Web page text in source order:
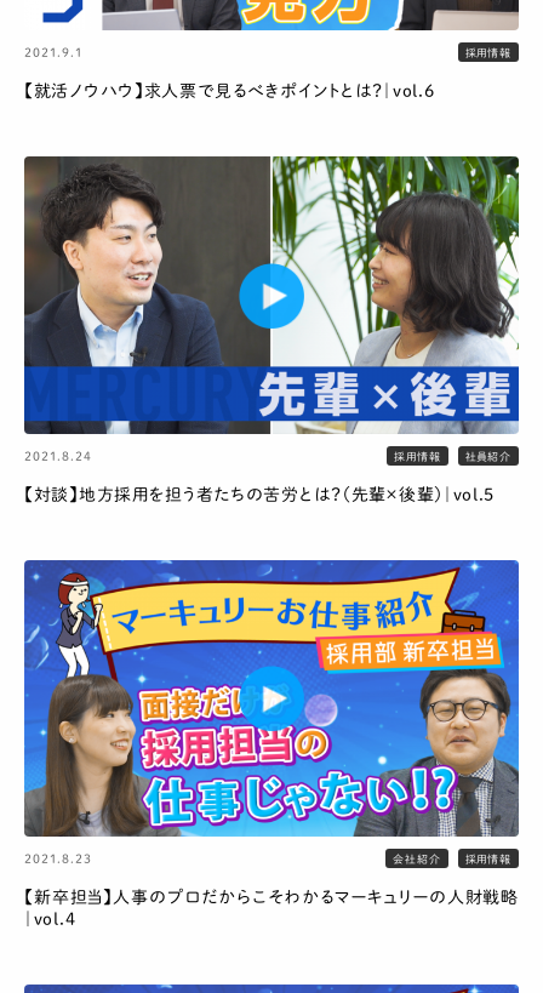
2021.9.1 採用情報
【就活ノウハウ】求人票で見るべきポイントとは？｜vol.6
2021.8.24 採用情報 社員紹介
【対談】地方採用を担う者たちの苦労とは？（先輩×後輩）｜vol.5
2021.8.23 会社紹介 採用情報
【新卒担当】人事のプロだからこそわかるマーキュリーの人財戦略
｜vol.4